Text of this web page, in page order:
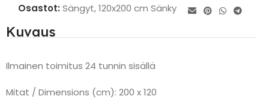
Osastot: Sängyt,120x200 cm Sänky
Kuvaus
Ilmainen toimitus 24 tunnin sisällä
Mitat / Dimensions (cm): 200 x 120